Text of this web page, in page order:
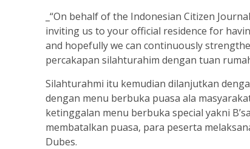
_“On behalf of the Indonesian Citizen
inviting us to your official residence for
and hopefully we can continuously
percakapan silahturahim dengan tuan
Silahturahmi itu kemudian dilanjutkan
dengan menu berbuka puasa ala
ketinggalan menu berbuka special yakni
membatalkan puasa, para peserta
Dubes.